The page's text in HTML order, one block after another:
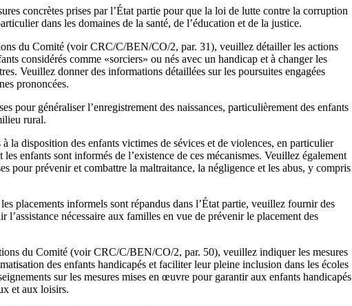
concrètes prises par l’État partie pour que la loi de lutte contre la corruption
dans les domaines de la santé, de l’éducation et de la justice.
du Comité (voir CRC/C/BEN/CO/2, par. 31), veuillez détailler les actions
considérés comme «sorciers» ou nés avec un handicap et à changer les
Veuillez donner des informations détaillées sur les poursuites engagées
prononcées.
pour généraliser l’enregistrement des naissances, particulièrement des enfants
rural.
la disposition des enfants victimes de sévices et de violences, en particulier
enfants sont informés de l’existence de ces mécanismes. Veuillez également
pour prévenir et combattre la maltraitance, la négligence et les abus, y compris
placements informels sont répandus dans l’État partie, veuillez fournir des
nécessaire aux familles en vue de prévenir le placement des
du Comité (voir CRC/C/BEN/CO/2, par. 50), veuillez indiquer les mesures
des enfants handicapés et faciliter leur pleine inclusion dans les écoles
sur les mesures mises en œuvre pour garantir aux enfants handicapés
et aux loisirs.